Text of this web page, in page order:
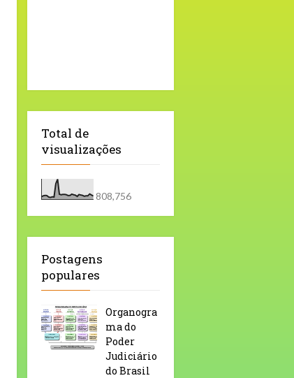
Total de
visualizações
808,756
Postagens
populares
Organogra
ma do
Poder
Judiciário
do Brasil